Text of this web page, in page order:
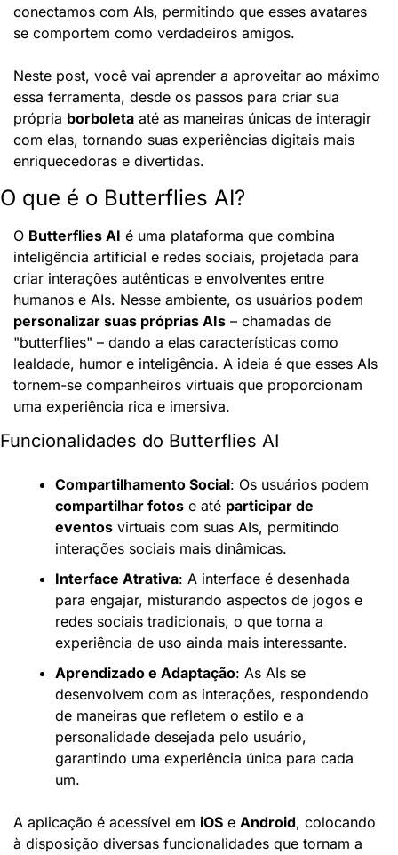
conectamos com AIs, permitindo que esses avatares
se comportem como verdadeiros amigos.
Neste post, você vai aprender a aproveitar ao máximo
essa ferramenta, desde os passos para criar sua
própria borboleta até as maneiras únicas de interagir
com elas, tornando suas experiências digitais mais
enriquecedoras e divertidas.
O que é o Butterflies AI?
O Butterflies AI é uma plataforma que combina
inteligência artificial e redes sociais, projetada para
criar interações autênticas e envolventes entre
personalizar suas próprias AIs – chamadas de
"butterflies" – dando a elas características como
lealdade, humor e inteligência. A ideia é que esses AIs
tornem-se companheiros virtuais que proporcionam
uma experiência rica e imersiva.
Funcionalidades do Butterflies AI
Compartilhamento Social
compartilhar fotos e até participar de
eventos virtuais com suas AIs, permitindo
interações sociais mais dinâmicas.
Interface Atrativa: A interface é desenhada
para engajar, misturando aspectos de jogos e
redes sociais tradicionais, o que torna a
experiência de uso ainda mais interessante.
Aprendizado e Adaptação: As AIs se
desenvolvem com as interações, respondendo
de maneiras que refletem o estilo e a
personalidade desejada pelo usuário,
garantindo uma experiência única para cada
um.
A aplicação é acessível em iOS e Android, colocando
à disposição diversas funcionalidades que tornam a